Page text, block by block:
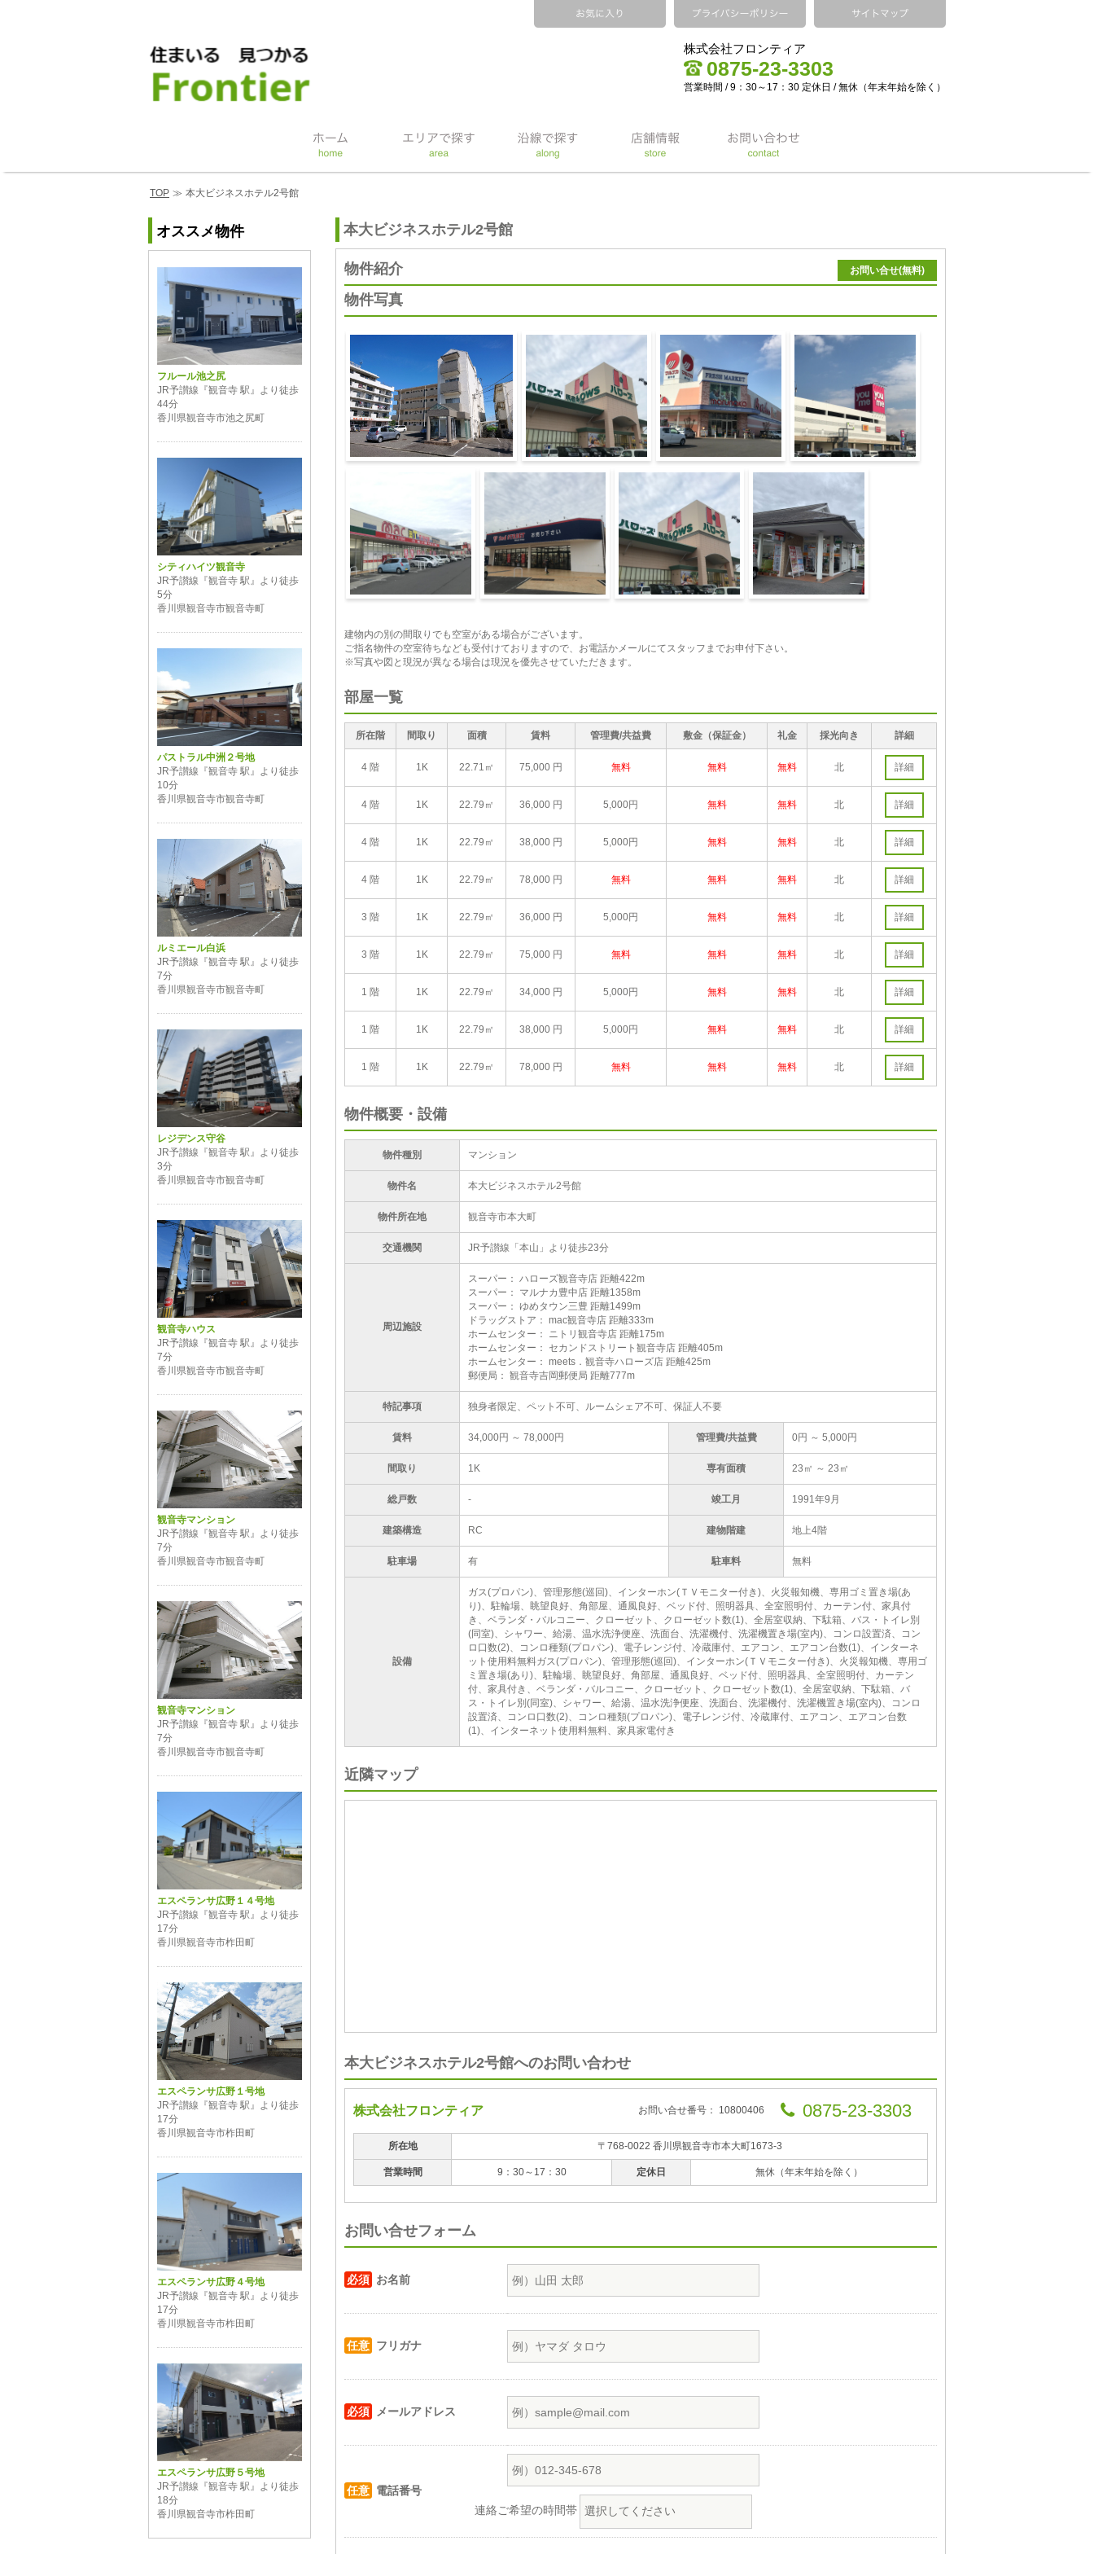
株式会社フロンティア
0875-23-3303
営業時間 / 9：30～17：30 定休日 / 無休（年末年始を除く）
TOP ≫ 本大ビジネスホテル2号館
本大ビジネスホテル2号館
物件紹介 お問い合せ(無料)
物件写真
ハローズ観音寺店 マルナカ豊中店 ゆめタウン三豊
寺店
建物内の別の間取りでも空室がある場合がございます。
ご指名物件の空室待ちなども受付けておりますので、お電話かメールにてスタッフまでお申付下さい。
※写真や図と現況が異なる場合は現況を優先させていただきます。
部屋一覧
所在階 間取り 面積 賃料 管理費/共益費 敷金（保証金） 礼金 採光向き 詳細
4 階 1K 22.71㎡ 75,000 円 無料 無料 無料 北 詳細
4 階 1K 22.79㎡ 36,000 円 5,000円 無料 無料 北 詳細
4 階 1K 22.79㎡ 38,000 円 5,000円 無料 無料 北 詳細
4 階 1K 22.79㎡ 78,000 円 無料 無料 無料 北 詳細
3 階 1K 22.79㎡ 36,000 円 5,000円 無料 無料 北 詳細
3 階 1K 22.79㎡ 75,000 円 無料 無料 無料 北 詳細
1 階 1K 22.79㎡ 34,000 円 5,000円 無料 無料 北 詳細
1 階 1K 22.79㎡ 38,000 円 5,000円 無料 無料 北 詳細
1 階 1K 22.79㎡ 78,000 円 無料 無料 無料 北 詳細
物件概要・設備
物件種別 マンション
物件名 本大ビジネスホテル2号館
物件所在地 観音寺市本大町
交通機関 JR予讃線「本山」より徒歩23分
周辺施設
スーパー： ハローズ観音寺店 距離422m
スーパー： マルナカ豊中店 距離1358m
スーパー： ゆめタウン三豊 距離1499m
ドラッグストア： mac観音寺店 距離333m
ホームセンター： ニトリ観音寺店 距離175m
ホームセンター： セカンドストリート観音寺店 距離405m
ホームセンター： meets．観音寺ハローズ店 距離425m
郵便局： 観音寺吉岡郵便局 距離777m
特記事項 独身者限定、ペット不可、ルームシェア不可、保証人不要
賃料 34,000円 ～ 78,000円 管理費/共益費 0円 ～ 5,000円
間取り 1K 専有面積 23㎡ ～ 23㎡
総戸数 - 竣工月 1991年9月
建築構造 RC 建物階建 地上4階
駐車場 有 駐車料 無料
設備
ガス(プロパン)、管理形態(巡回)、インターホン(ＴＶモニター付き)、火災報知機、専用ゴミ置き場(あ
り)、駐輪場、眺望良好、角部屋、通風良好、ベッド付、照明器具、全室照明付、カーテン付、家具付
き、ベランダ・バルコニー、クローゼット、クローゼット数(1)、全居室収納、下駄箱、バス・トイレ別
(同室)、シャワー、給湯、温水洗浄便座、洗面台、洗濯機付、洗濯機置き場(室内)、コンロ設置済、コン
ロ口数(2)、コンロ種類(プロパン)、電子レンジ付、冷蔵庫付、エアコン、エアコン台数(1)、インターネ
ット使用料無料ガス(プロパン)、管理形態(巡回)、インターホン(ＴＶモニター付き)、火災報知機、専用ゴ
ミ置き場(あり)、駐輪場、眺望良好、角部屋、通風良好、ベッド付、照明器具、全室照明付、カーテン
付、家具付き、ベランダ・バルコニー、クローゼット、クローゼット数(1)、全居室収納、下駄箱、バ
ス・トイレ別(同室)、シャワー、給湯、温水洗浄便座、洗面台、洗濯機付、洗濯機置き場(室内)、コンロ
設置済、コンロ口数(2)、コンロ種類(プロパン)、電子レンジ付、冷蔵庫付、エアコン、エアコン台数
(1)、インターネット使用料無料、家具家電付き
近隣マップ
本大ビジネスホテル2号館へのお問い合わせ
株式会社フロンティア 0875-23-3303
お問い合せ番号： 10800406
所在地 〒768-0022 香川県観音寺市本大町1673-3
営業時間 9：30～17：30 定休日 無休（年末年始を除く）
お問い合せフォーム
必須 お名前
任意 フリガナ
必須 メールアドレス
任意 電話番号
連絡ご希望の時間帯
オススメ物件
フルール池之尻
JR予讃線『観音寺 駅』より徒歩
44分
香川県観音寺市池之尻町
シティハイツ観音寺
JR予讃線『観音寺 駅』より徒歩
5分
香川県観音寺市観音寺町
パストラル中洲２号地
JR予讃線『観音寺 駅』より徒歩
10分
香川県観音寺市観音寺町
ルミエール白浜
JR予讃線『観音寺 駅』より徒歩
7分
香川県観音寺市観音寺町
レジデンス守谷
JR予讃線『観音寺 駅』より徒歩
3分
香川県観音寺市観音寺町
観音寺ハウス
JR予讃線『観音寺 駅』より徒歩
7分
香川県観音寺市観音寺町
観音寺マンション
JR予讃線『観音寺 駅』より徒歩
7分
香川県観音寺市観音寺町
観音寺マンション
JR予讃線『観音寺 駅』より徒歩
7分
香川県観音寺市観音寺町
エスペランサ広野１４号地
JR予讃線『観音寺 駅』より徒歩
17分
香川県観音寺市柞田町
エスペランサ広野１号地
JR予讃線『観音寺 駅』より徒歩
17分
香川県観音寺市柞田町
エスペランサ広野４号地
JR予讃線『観音寺 駅』より徒歩
17分
香川県観音寺市柞田町
エスペランサ広野５号地
JR予讃線『観音寺 駅』より徒歩
18分
香川県観音寺市柞田町